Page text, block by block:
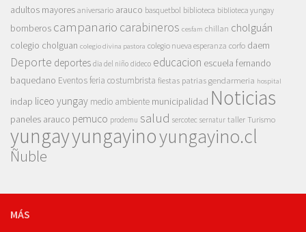
adultos mayores aniversario arauco basquetbol biblioteca biblioteca yungay
bomberos campanario carabineros cesfam chillan cholguán
colegio cholguan colegio divina pastora colegio nueva esperanza corfo daem
Deporte deportes dia del niño dideco educacion escuela fernando
baquedano Eventosferia costumbrista fiestas patrias gendarmeria hospital
indap liceo yungay medio ambiente municipalidad Noticias
paneles arauco pemuco prodemu salud sercotec sernatur taller Turismo
yungayyungayinoyungayino.cl
Ñuble
MÁS